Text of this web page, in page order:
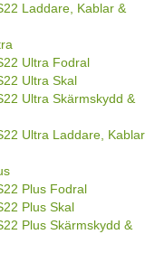
Laddare, Kablar &
Ultra Fodral
Ultra Skal
Ultra Skärmskydd &
Ultra Laddare, Kablar
Plus Fodral
Plus Skal
Plus Skärmskydd &